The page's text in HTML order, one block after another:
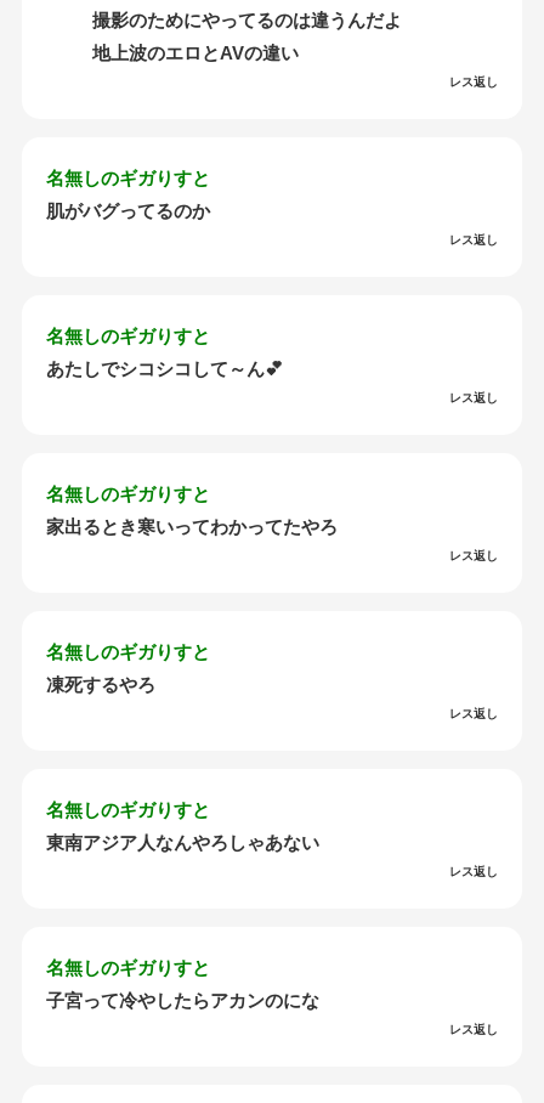
撮影のためにやってるのは違うんだよ
地上波のエロとAVの違い
レス返し
名無しのギガりすと
肌がバグってるのか
レス返し
名無しのギガりすと
あたしでシコシコして～ん💕
レス返し
名無しのギガりすと
家出るとき寒いってわかってたやろ
レス返し
名無しのギガりすと
凍死するやろ
レス返し
名無しのギガりすと
東南アジア人なんやろしゃあない
レス返し
名無しのギガりすと
子宮って冷やしたらアカンのにな
レス返し